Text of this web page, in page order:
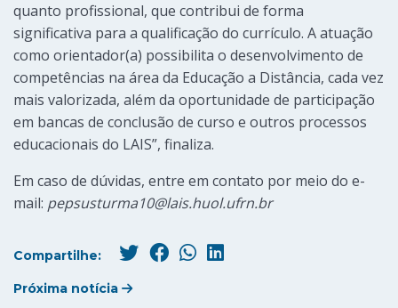
quanto profissional, que contribui de forma
significativa para a qualificação do currículo. A atuação
como orientador(a) possibilita o desenvolvimento de
competências na área da Educação a Distância, cada vez
mais valorizada, além da oportunidade de participação
em bancas de conclusão de curso e outros processos
educacionais do LAIS”, finaliza.
Em caso de dúvidas, entre em contato por meio do e-
mail: pepsusturma10@lais.huol.ufrn.br
Compartilhe:
Próxima notícia